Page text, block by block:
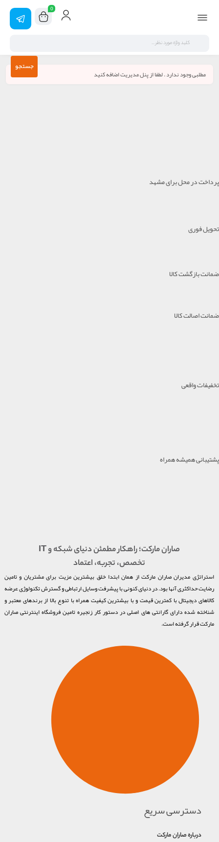
0
جستجو
مطلبی وجود ندارد . لطفا از پنل مدیریت اضافه کنید
پرداخت در محل برای مشهد
تحویل فوری
ضمانت بازگشت کالا
ضمانت اصالت کالا
تخفیفات واقعی
پشتیبانی همیشه همراه
صاران مارکت؛ راهکار مطمئن دنیای شبکه و IT
تخصص، تجربه، اعتماد
استراتژی مدیران صاران مارکت از همان ابتدا خلق بیشترین مزیت برای مشتریان و تامین
رضایت حداکثری آنها بود. در دنیای کنونی با پیشرفت وسایل ارتباطی و گسترش تکنولوژی عرضه
کالاهای دیجیتال با کمترین قیمت و با بیشترین کیفیت همراه با تنوع بالا از برندهای معتبر و
شناخته شده دارای گارانتی های اصلی در دستور کار زنجیره تامین فروشگاه اینترنتی صاران
مارکت قرار گرفته است.
دسترسی سریع
درباره صاران مارکت